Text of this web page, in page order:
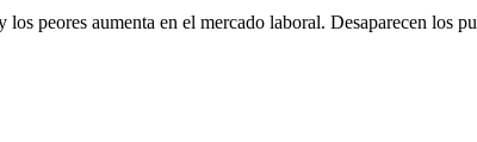
peores aumenta en el mercado laboral. Desaparecen los